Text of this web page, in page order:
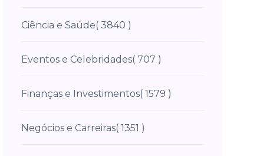
Ciência e Saúde( 3840 )
Eventos e Celebridades( 707 )
Finanças e Investimentos( 1579 )
Negócios e Carreiras( 1351 )